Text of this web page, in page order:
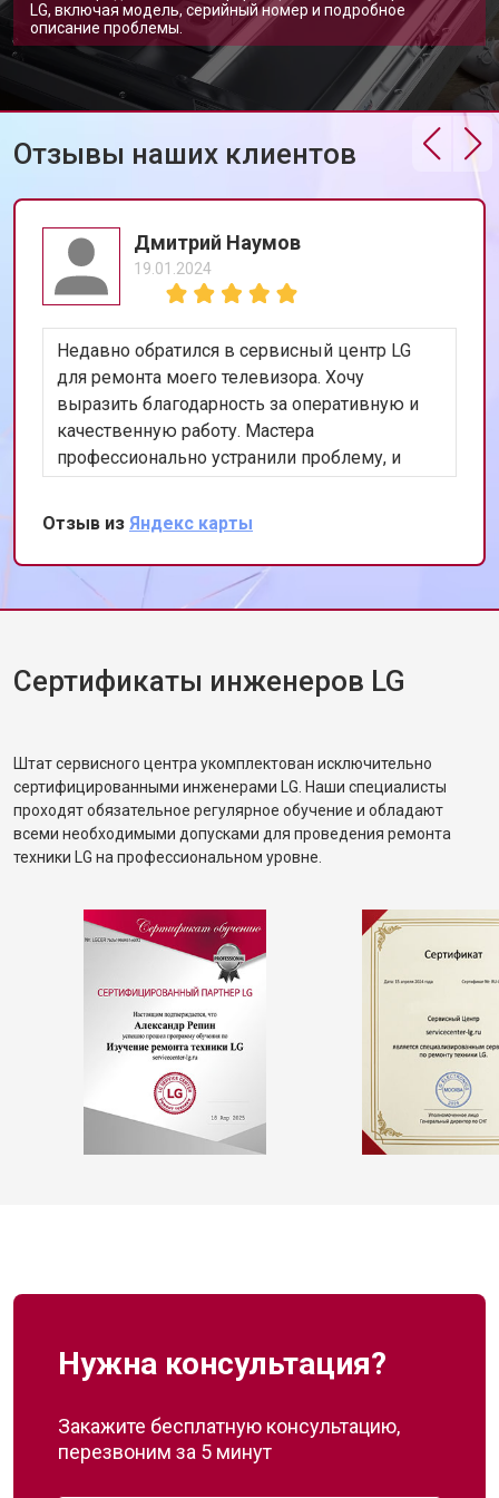
Ремонт электропроводки от 1250 ₽ Заказать
Замена шнура питания Заказать
Корпусный ремонт (замена резинок,
креплений, кнопок)
от 850 ₽ Заказать
(восстановление)
от 2590 ₽ Заказать
Замена датчика соли от 1100 ₽
Замена заливного клапана
Замена расходомера от 1600 ₽ Заказать
Замена разбрызгивателя от 750 ₽
Замена пускового конденсатора
циркуляционного насоса
от 1550 ₽
Замена проточного
нагревательного элемента
от 2000 ₽ Заказать
дверцы
Замена нижнего уплотнителя
дверцы
Замена заливного шланга от 850 ₽ Заказать
LG, включая модель, серийный номер и подробное
описание проблемы.
Отзывы наших клиентов
Дмитрий Наумов
19.01.2024
Недавно обратился в сервисный центр LG
для ремонта моего телевизора. Хочу
выразить благодарность за оперативную и
качественную работу. Мастера
профессионально устранили проблему, и
теперь мой телевизор работает безупречно.
Особенно порадовало, что ремонт был
выполнен в тот же день. Спасибо за вашу
работу!
Отзыв из Яндекс карты
Сертификаты инженеров LG
Штат сервисного центра укомплектован исключительно
сертифицированными инженерами LG. Наши специалисты
проходят обязательное регулярное обучение и обладают
всеми необходимыми допусками для проведения ремонта
техники LG на профессиональном уровне.
Нужна консультация?
Закажите бесплатную консультацию,
перезвоним за 5 минут